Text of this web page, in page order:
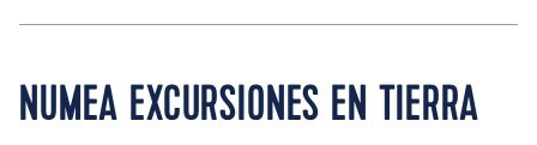
NUMEA EXCURSIONES EN TIERRA